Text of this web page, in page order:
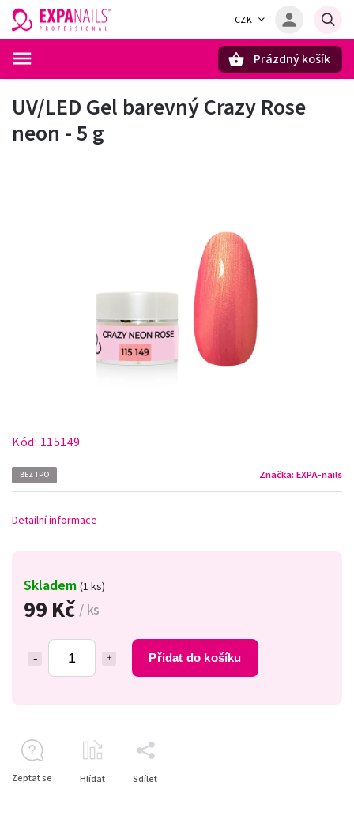
CZK
Prázdný košík
UV/LED Gel barevný Crazy Rose
neon - 5 g
Kód: 115149
BEZ TPO Značka: EXPA-nails
99 Kč/ ks
Přidat do košíku
Skladem (1 ks)
Detailní informace
Zeptat se Hlídat Sdílet